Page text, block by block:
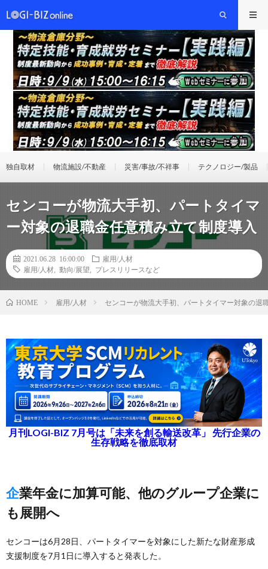
独自取材 物流施設/不動産 災害/事故/不祥事 テクノロジー/製品
センコーが物流大手初、パートタイマ
ー対象の退職金任意積み立て制度導入
2021.06.28 16:00:00
雇用/人材
雇用/人材
動向/展望 プレスリリースなど
HOME 雇用/人材 センコーが物流大手初、パートタイマー対象の退
月刊LOGI-BIZ 7月号は「未来を創る輸送改革」 先行企業の
生存戦略を徹底取材
企業年金に加算可能、他のグループ企業に
も展開へ
センコーは6月28日、パートタイマーを対象にした新たな財産形成
支援制度を7月1日に導入すると発表した。